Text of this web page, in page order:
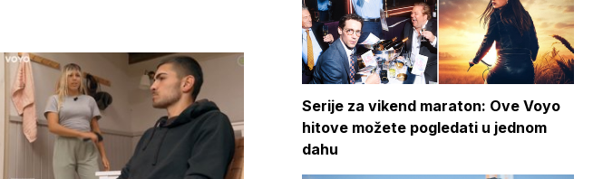
Serije za vikend maraton: Ove Voyo
hitove možete pogledati u jednom
dahu